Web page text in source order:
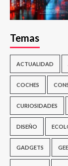
Temas
ACTUALIDAD
COCHES
CURIOSIDADES
DISEÑO
GADGETS